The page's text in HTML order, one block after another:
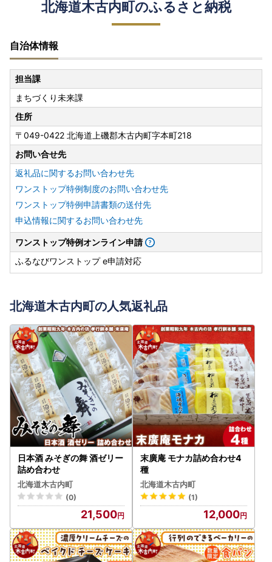
北海道木古内町のふるさと納税
自治体情報
担当課
まちづくり未来課
住所
〒049-0422 北海道上磯郡木古内町字本町218
お問い合せ先
返礼品に関するお問い合わせ先
ワンストップ特例制度のお問い合わせ先
ワンストップ特例申請書類の送付先
申込情報に関するお問い合わせ先
ワンストップ特例オンライン申請
ふるなびワンストップ e申請対応
北海道木古内町の人気返礼品
日本酒 みそぎの舞 酒ゼリー
詰め合わせ
北海道木古内町
(0)
21,500
末廣庵 モナカ詰め合わせ4
種
北海道木古内町
(1)
12,000